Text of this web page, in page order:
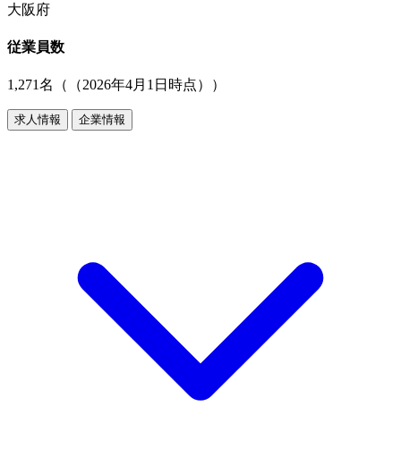
大阪府
従業員数
1,271名（（2026年4月1日時点））
求人情報 企業情報